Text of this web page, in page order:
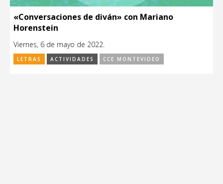
«Conversaciones de diván» con Mariano
Horenstein
Viernes, 6 de mayo de 2022.
LETRAS ACTIVIDADES CCE MONTEVIDEO